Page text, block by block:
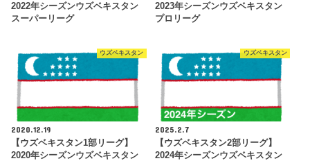
2022年シーズンウズベキスタン
スーパーリーグ
2023年シーズンウズベキスタン
プロリーグ
ウズベキスタン
2020.12.19
【ウズベキスタン1部リーグ】
2020年シーズンウズベキスタン
ウズベキスタン
2025.2.7
【ウズベキスタン2部リーグ】
2024年シーズンウズベキスタン